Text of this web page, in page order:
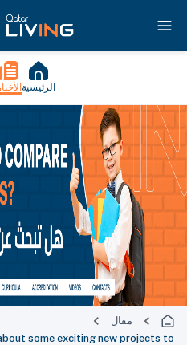
الفعاليات
(CEO) talks about some exciting